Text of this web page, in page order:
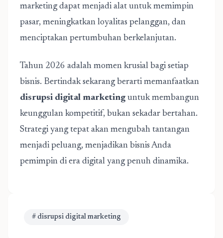
marketing dapat menjadi alat untuk memimpin
pasar, meningkatkan loyalitas pelanggan, dan
menciptakan pertumbuhan berkelanjutan.
Tahun 2026 adalah momen krusial bagi setiap
bisnis. Bertindak sekarang berarti memanfaatkan
disrupsi digital marketing untuk membangun
keunggulan kompetitif, bukan sekadar bertahan.
Strategi yang tepat akan mengubah tantangan
menjadi peluang, menjadikan bisnis Anda
pemimpin di era digital yang penuh dinamika.
# disrupsi digital marketing